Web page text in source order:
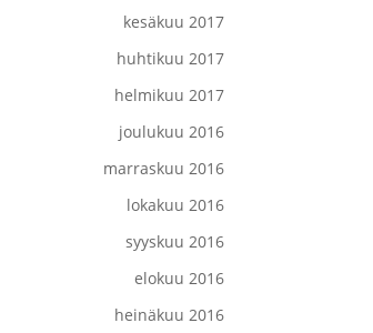
kesäkuu 2017
huhtikuu 2017
helmikuu 2017
joulukuu 2016
marraskuu 2016
lokakuu 2016
syyskuu 2016
elokuu 2016
heinäkuu 2016